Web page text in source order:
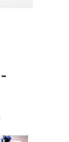
-